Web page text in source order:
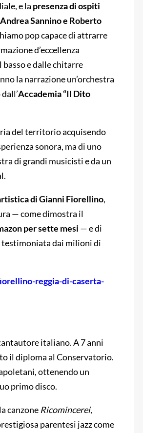
e la presenza di ospiti
Sannino e Roberto
pop capace di attrarre
d’eccellenza
basso e dalle chitarre
la narrazione un’orchestra
Accademia “Il Dito
del territorio acquisendo
sonora, ma di uno
di grandi musicisti e da un
di Gianni Fiorellino,
— come dimostra il
per sette mesi — e di
testimoniata dai milioni di
reggia-di-caserta-
italiano. A 7 anni
il diploma al Conservatorio.
ottenendo un
primo disco.
canzone Ricomincerei,
parentesi jazz come